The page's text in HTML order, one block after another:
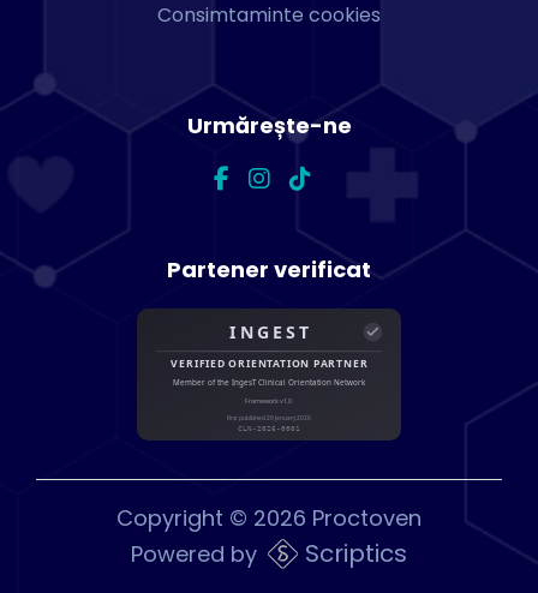
Consimtaminte cookies
Urmărește-ne
Partener verificat
Copyright © 2026 Proctoven
Powered by
Scriptics